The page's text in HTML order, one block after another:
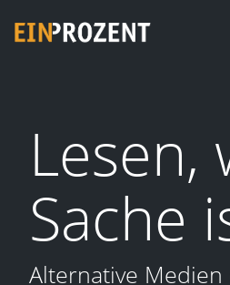
Lesen,
Sache
Alternative